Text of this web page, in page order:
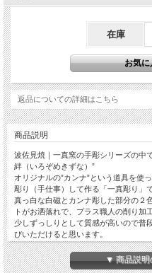
在庫
返品についての詳細はこちら
商品説明
波佐見焼｜一真窯の手彫シリーズの中
絆（いろぞめきずな）”
オリジナルの”カンナ”という道具を使
彫り（手仕事）して作る「一真彫り」
真っ白な白磁とカンナ彫した部分の２
トがお洒落れで、プラス職人の削り加
少しずっしりとして質感が高いので普
びいただけると思います。
サイズは１６ｃｍ／２１ｃｍの２種類
シャレな丸プレート。カップソーサー
ディネートもおススメ！！
▼ 商品説明